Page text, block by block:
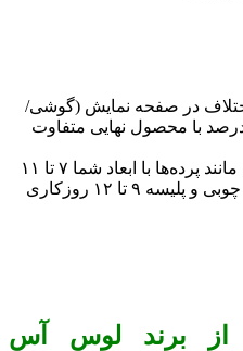
در صفحه نمایش (گوشی/
از نظر رنگ تا ۱۰ درصد با محصول نهایی متفاوت
ساخت محصولات سفارشی مانند پرده‌ها با ابعاد شما ۷ تا ۱۱
روزکاری و پرده‌های کرکره چوبی و پلیسه ۹ تا ۱۲ روزکاری
از برند لوس آس